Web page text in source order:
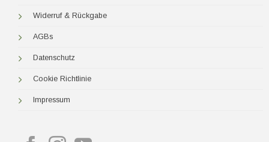
Widerruf & Rückgabe
AGBs
Datenschutz
Cookie Richtlinie
Impressum